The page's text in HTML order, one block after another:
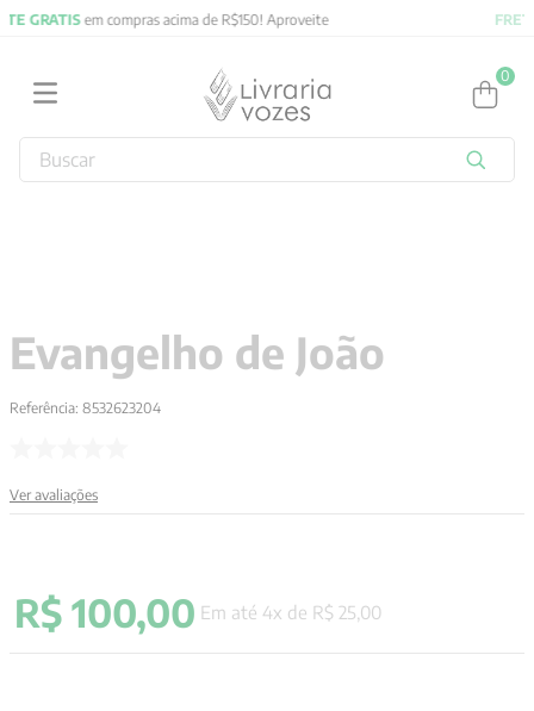
FRETE GRATISem compras acima de R$150! Aproveite
0
Buscar
Evangelho de João
Referência: 8532623204
Ver avaliações
R$ 100,00 Em até 4x de R$ 25 00
4º jung
5 pré venda
10 anselm grun